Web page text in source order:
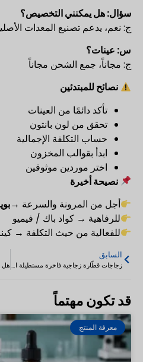
سؤال: هل يمكنني التخصيص؟
ج: نعم، يدعم تصنيع المعدات
س: عينات؟
ج: مجاناً، جمع الشحن مجاناً
نصائح للمبتدئين
تأكد دائمًا من العينات
تحقق من لون بانتون
حساب التكلفة الإجمالية
ابدأ بقوالب المخزون
اختر موردين موثوقين
نصيحة أخيرة
أجل من المرونة والسرعة →
للرفاهية → كواد باك / فيميو
للفعالية من حيث التكلفة →
السابق
زجاجات قطّارة زجاجية فاخرة مستطيلة الشكل من الزيوت العطرية 30-100 مل
قد تكون مهتماً
معرفة المنتج